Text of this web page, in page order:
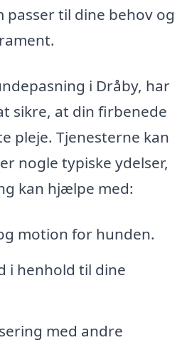
til dine behov og
i Dråby, har
sikre, at din firbenede
pleje. Tjenesterne kan
nogle typiske ydelser,
kan hjælpe med:
motion for hunden.
i henhold til dine
med andre